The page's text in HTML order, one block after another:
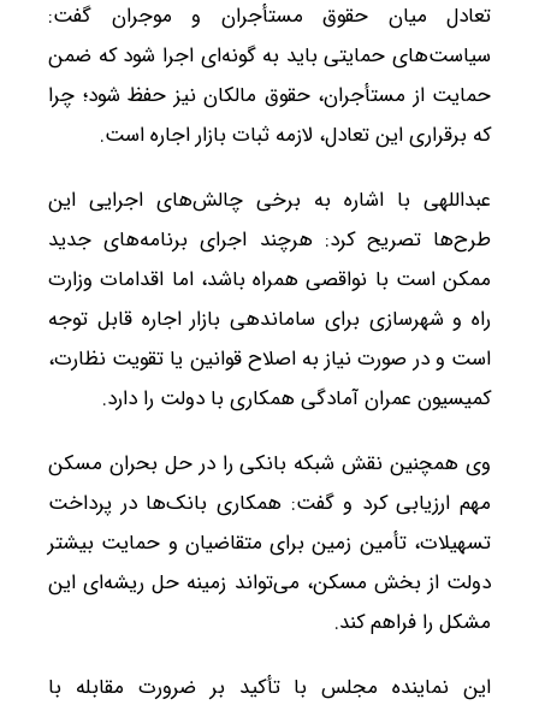
تعادل میان حقوق مستأجران و موجران گفت:
سیاست‌های حمایتی باید به گونه‌ای اجرا شود که ضمن
حمایت از مستأجران، حقوق مالکان نیز حفظ شود؛ چرا
که برقراری این تعادل، لازمه ثبات بازار اجاره است.
عبداللهی با اشاره به برخی چالش‌های اجرایی این
طرح‌ها تصریح کرد: هرچند اجرای برنامه‌های جدید
ممکن است با نواقصی همراه باشد، اما اقدامات وزارت
راه و شهرسازی برای ساماندهی بازار اجاره قابل توجه
است و در صورت نیاز به اصلاح قوانین یا تقویت نظارت،
کمیسیون عمران آمادگی همکاری با دولت را دارد.
وی همچنین نقش شبکه بانکی را در حل بحران مسکن
مهم ارزیابی کرد و گفت: همکاری بانک‌ها در پرداخت
تسهیلات، تأمین زمین برای متقاضیان و حمایت بیشتر
دولت از بخش مسکن، می‌تواند زمینه حل ریشه‌ای این
مشکل را فراهم کند.
این نماینده مجلس با تأکید بر ضرورت مقابله با